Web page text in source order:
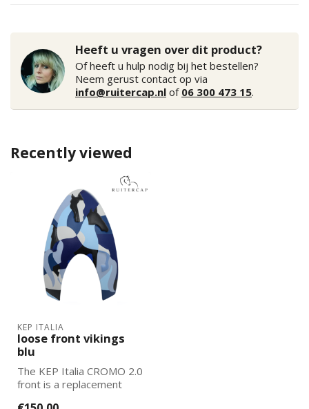
Heeft u vragen over dit product?
Of heeft u hulp nodig bij het bestellen?
Neem gerust contact op via
info@ruitercap.nl of 06 300 473 15.
Recently viewed
KEP ITALIA
loose front vikings
blu
The KEP Italia CROMO 2.0
front is a replacement